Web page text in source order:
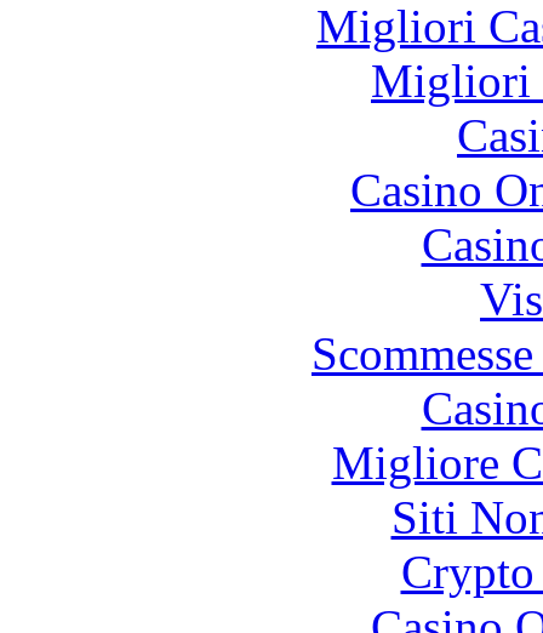
Migliori
Migliori
Casino
Migliore
Siti